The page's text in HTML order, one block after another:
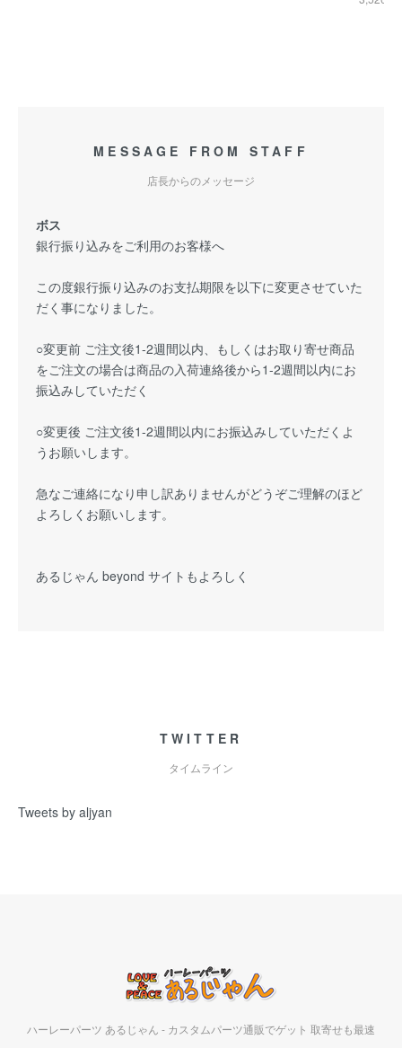
MESSAGE FROM STAFF
店長からのメッセージ
ボス
銀行振り込みをご利用のお客様へ
この度銀行振り込みのお支払期限を以下に変更させていた
だく事になりました。
○変更前 ご注文後1-2週間以内、もしくはお取り寄せ商品
をご注文の場合は商品の入荷連絡後から1-2週間以内にお
振込みしていただく
○変更後 ご注文後1-2週間以内にお振込みしていただくよ
うお願いします。
急なご連絡になり申し訳ありませんがどうぞご理解のほど
よろしくお願いします。
あるじゃん beyond サイトもよろしく
TWITTER
タイムライン
Tweets by aljyan
ハーレーパーツ あるじゃん - カスタムパーツ通販でゲット 取寄せも最速